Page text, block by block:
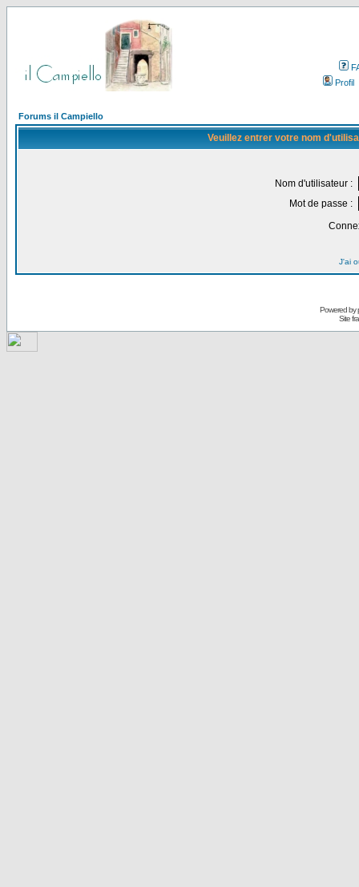
Profil
Forums il Campiello
Veuillez entrer votre nom
Nom d'utilisateur :
Mot de passe :
J'ai
Powered by
Site